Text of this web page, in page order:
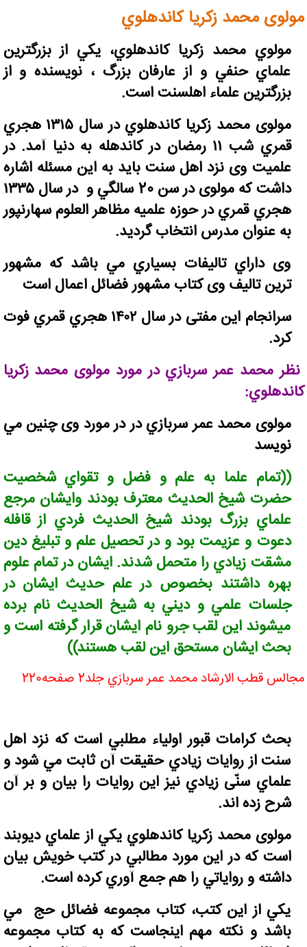
مولوی محمد زکريا کاندهلوي
مولوي محمد زکريا کاندهلوي، يکي از بزرگترين
علماي حنفي و از عارفان بزرگ ، نويسنده و از
بزرگترين علماء اهلسنت است.
مولوی محمد زکريا کاندهلوي در سال ۱۳۱۵ هجري
قمري شب ۱۱ رمضان در کاندهله به دنیا آمد. در
علميت وی نزد اهل سنت باید به این مسئله اشاره
داشت که مولوی در سن 20 سالگي و در سال ۱۳۳۵
هجري قمري در حوزه علميه مظاهر العلوم سهارنپور
به عنوان مدرس انتخاب گرديد.
وی داراي تاليفات بسياري مي باشد که مشهور
ترين تاليف وی کتاب مشهور فضائل اعمال است
سرانجام اين مفتی در سال ۱۴۰۲ هجري قمري فوت
کرد.
نظر محمد عمر سربازي در مورد مولوی محمد زکريا
کاندهلوي:
مولوی محمد عمر سربازي در در مورد وی چنين مي
نویسد
((تمام علما به علم و فضل و تقواي شخصيت
حضرت شيخ الحديث معترف بودند وايشان مرجع
علماي بزرگ بودند شيخ الحديث فردي از قافله
دعوت و عزيمت بود و در تحصيل علم و تبليغ دين
مشقت زيادي را متحمل شدند. ايشان در تمام علوم
بهره داشتند بخصوص در علم حديث ايشان در
جلسات علمي و ديني به شيخ الحديث نام برده
ميشوند اين لقب جرو نام ايشان قرار گرفته است و
بحث ايشان مستحق اين لقب هستند))
مجالس قطب الارشاد محمد عمر سربازي جلد2 صفحه220
بحث کرامات قبور اولياء مطلبي است که نزد اهل
سنت از روايات زيادي حقيقت آن ثابت مي شود و
علماي سنّی زيادي نیز اين روايات را بيان و بر آن
شرح زده اند.
مولوی محمد زکريا کاندهلوي يکي از علماي ديوبند
است که در اين مورد مطالبي در کتب خويش بيان
داشته و رواياتي را هم جمع آوري کرده است.
يکي از اين کتب، کتاب مجموعه فضائل حج مي
باشد و نکته مهم اينجاست که به کتاب مجموعه